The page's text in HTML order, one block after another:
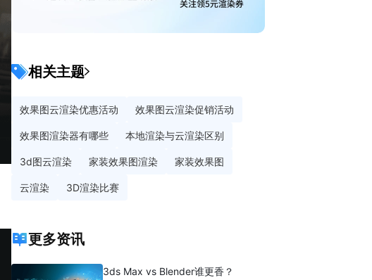
相关主题
效果图云渲染优惠活动 效果图云渲染促销活动
效果图渲染器有哪些 本地渲染与云渲染区别
3d图云渲染 家装效果图渲染 家装效果图
云渲染 3D渲染比赛
更多资讯
3ds Max vs Blender谁更香？